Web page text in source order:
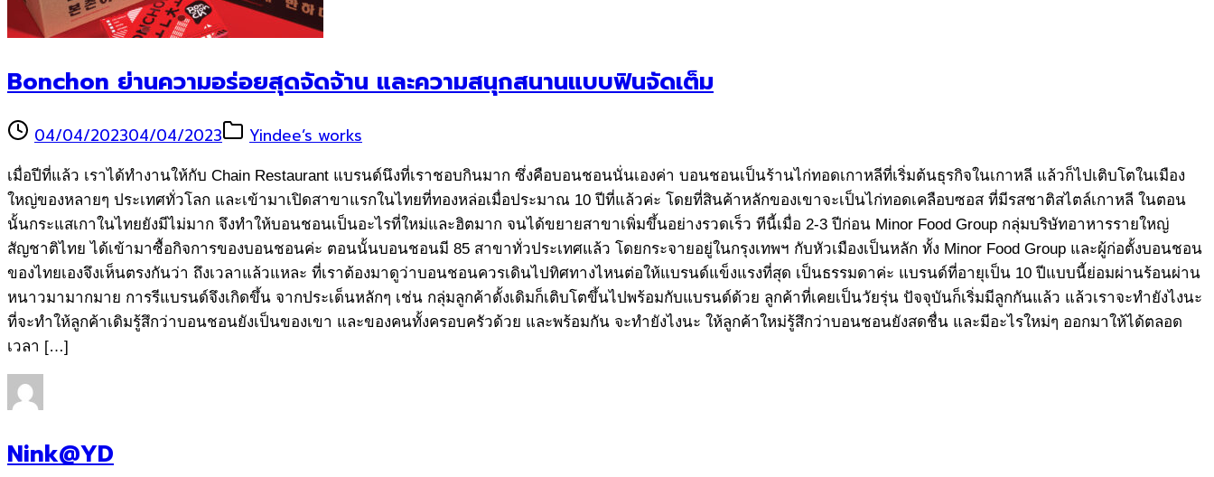
Bonchon ย่านความอร่อยสุดจัดจ้าน และความสนุกสนานแบบฟินจัดเต็ม
04/04/202304/04/2023 Yindee’s works
เมื่อปีที่แล้ว เราได้ทำงานให้กับ Chain Restaurant แบรนด์นึงที่เราชอบกินมาก ซึ่งคือบอนชอนนั่นเองค่า บอนชอนเป็นร้านไก่ทอดเกาหลีที่เริ่มต้นธุรกิจในเกาหลี แล้วก็ไปเติบโตในเมือง
ใหญ่ของหลายๆ ประเทศทั่วโลก และเข้ามาเปิดสาขาแรกในไทยที่ทองหล่อเมื่อประมาณ 10 ปีที่แล้วค่ะ โดยที่สินค้าหลักของเขาจะเป็นไก่ทอดเคลือบซอส ที่มีรสชาติสไตล์เกาหลี ในตอน
นั้นกระแสเกาในไทยยังมีไม่มาก จึงทำให้บอนชอนเป็นอะไรที่ใหม่และฮิตมาก จนได้ขยายสาขาเพิ่มขึ้นอย่างรวดเร็ว ทีนี้เมื่อ 2-3 ปีก่อน Minor Food Group กลุ่มบริษัทอาหารรายใหญ่
สัญชาติไทย ได้เข้ามาซื้อกิจการของบอนชอนค่ะ ตอนนั้นบอนชอนมี 85 สาขาทั่วประเทศแล้ว โดยกระจายอยู่ในกรุงเทพฯ กับหัวเมืองเป็นหลัก ทั้ง Minor Food Group และผู้ก่อตั้งบอนชอน
ของไทยเองจึงเห็นตรงกันว่า ถึงเวลาแล้วแหละ ที่เราต้องมาดูว่าบอนชอนควรเดินไปทิศทางไหนต่อให้แบรนด์แข็งแรงที่สุด เป็นธรรมดาค่ะ แบรนด์ที่อายุเป็น 10 ปีแบบนี้ย่อมผ่านร้อนผ่าน
หนาวมามากมาย การรีแบรนด์จึงเกิดขึ้น จากประเด็นหลักๆ เช่น กลุ่มลูกค้าดั้งเดิมก็เติบโตขึ้นไปพร้อมกับแบรนด์ด้วย ลูกค้าที่เคยเป็นวัยรุ่น ปัจจุบันก็เริ่มมีลูกกันแล้ว แล้วเราจะทำยังไงนะ
ที่จะทำให้ลูกค้าเดิมรู้สึกว่าบอนชอนยังเป็นของเขา และของคนทั้งครอบครัวด้วย และพร้อมกัน จะทำยังไงนะ ให้ลูกค้าใหม่รู้สึกว่าบอนชอนยังสดชื่น และมีอะไรใหม่ๆ ออกมาให้ได้ตลอด
เวลา […]
Nink@YD